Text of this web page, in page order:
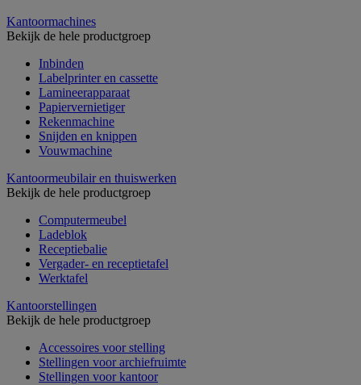
Kantoormachines
Bekijk de hele productgroep
Inbinden
Labelprinter en cassette
Lamineerapparaat
Papiervernietiger
Rekenmachine
Snijden en knippen
Vouwmachine
Kantoormeubilair en thuiswerken
Bekijk de hele productgroep
Computermeubel
Ladeblok
Receptiebalie
Vergader- en receptietafel
Werktafel
Kantoorstellingen
Bekijk de hele productgroep
Accessoires voor stelling
Stellingen voor archiefruimte
Stellingen voor kantoor